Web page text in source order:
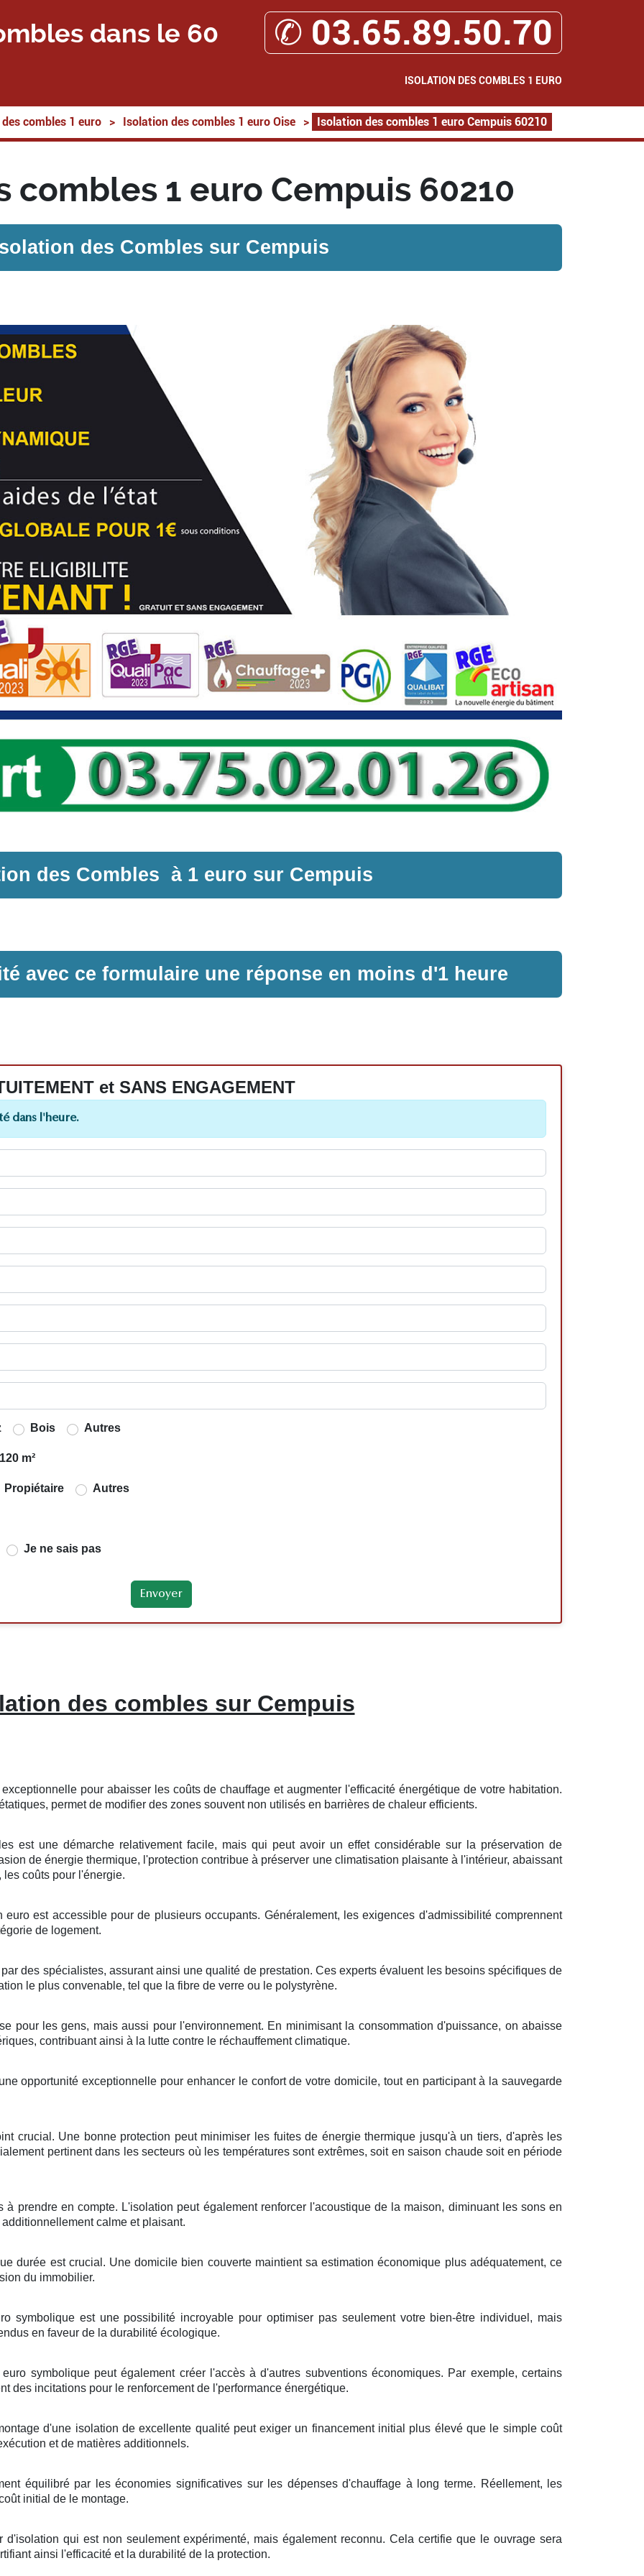
dans le 60 ✆ 03.65.89.50.70
ISOLATION DES COMBLES 1 EURO
combles 1 euro > Isolation des combles 1 euro Oise > Isolation des combles 1 euro Cempuis 60210
combles 1 euro Cempuis 60210
des Combles sur Cempuis
des Combles à 1 euro sur Cempuis
avec ce formulaire une réponse en moins d'1 heure
et SANS ENGAGEMENT
dans l'heure.
Bois Autres
m²
Propiétaire Autres
Je ne sais pas
des combles sur Cempuis
exceptionnellepour abaisserles coûtsdechauffageetaugmenter l'efficacité énergétique de votre habitation.
, permet de modifier des zones souvent non utilisés en barrières de chaleur efficients.
est une démarche relativement facile, mais qui peut avoir un effet considérable sur la préservation de
de énergie thermique, l'protection contribue à préserver une climatisation plaisanteà l'intérieur,abaissant
les coûts pour l'énergie.
euro est accessiblepour de plusieurs occupants. Généralement, lesexigences d'admissibilitécomprennent
de logement.
des spécialistes, assurant ainsi unequalité de prestation. Cesexperts évaluent les besoinsspécifiques de
le plus convenable, tel que la fibre de verre ou le polystyrène.
pour lesgens, mais aussi pour l'environnement. En minimisantla consommation d'puissance, onabaisse
, contribuant ainsi à la lutte contre le réchauffement climatique.
opportunité exceptionnelle pour enhancerle confortde votredomicile, tout en participantà lasauvegarde
crucial . Une bonne protection peut minimiser les fuitesde énergie thermique jusqu'à un tiers, d'aprèsles
pertinentdans lessecteurs où les températuressont extrêmes, soit ensaison chaudesoit en période
à prendre en compte. L'isolation peut également renforcerl'acoustiquede la maison, diminuantles sons en
additionnellement calme et plaisant.
durée est crucial . Unedomicile bien couverte maintientsaestimation économique plus adéquatement, ce
du immobilier.
symboliqueest une possibilité incroyable pour optimiser pas seulementvotre bien-être individuel , mais
en faveur de la durabilité écologique.
euro symboliquepeutégalement créerl'accès à d'autres subventions économiques. Par exemple, certains
des incitations pour le renforcementde l'performance énergétique.
d'une isolation deexcellente qualitépeutexiger un financementinitial plus élevéque le simplecoût
et de matières additionnels.
équilibrépar leséconomies significatives sur les dépensesd'chauffage à long terme. Réellement, les
initial de le montage.
d'isolation qui est non seulementexpérimenté, maiségalement reconnu. Celacertifie que leouvrage sera
ainsi l'efficacité et la durabilité de la protection.